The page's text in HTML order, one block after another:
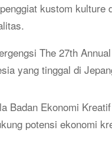
kustom
The 27th
yang tinggal di
Badan Ekonomi
potensi ekonomi